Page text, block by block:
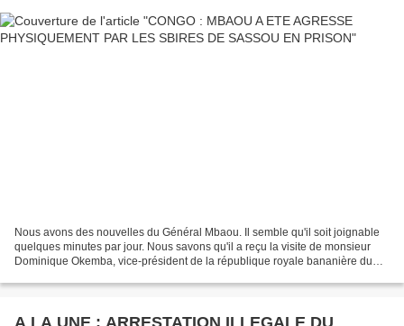
Nous avons des nouvelles du Général Mbaou. Il semble qu'il soit joignable
quelques minutes par jour. Nous savons qu'il a reçu la visite de monsieur
Dominique Okemba, vice-président de la république royale bananière du
A LA UNE : ARRESTATION ILLEGALE DU